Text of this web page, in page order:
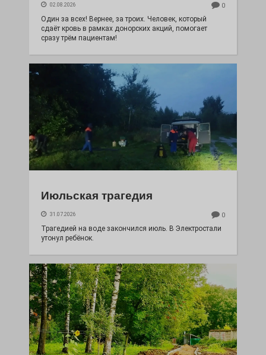
02.08.2026 0
Один за всех! Вернее, за троих. Человек, который
сдаёт кровь в рамках донорских акций, помогает
сразу трём пациентам!
Июльская трагедия
31.07.2026 0
Трагедией на воде закончился июль. В Электростали
утонул ребёнок.